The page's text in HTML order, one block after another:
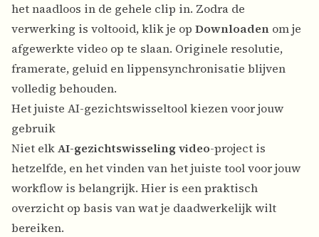
het naadloos in de gehele clip in. Zodra de
verwerking is voltooid, klik je op Downloaden om je
afgewerkte video op te slaan. Originele resolutie,
framerate, geluid en lippensynchronisatie blijven
volledig behouden.
Het juiste AI-gezichtswisseltool kiezen voor jouw
gebruik
Niet elkAI-gezichtswisseling video-project is
hetzelfde, en het vinden van het juiste tool voor jouw
workflow is belangrijk. Hier is een praktisch
overzicht op basis van wat je daadwerkelijk wilt
bereiken.